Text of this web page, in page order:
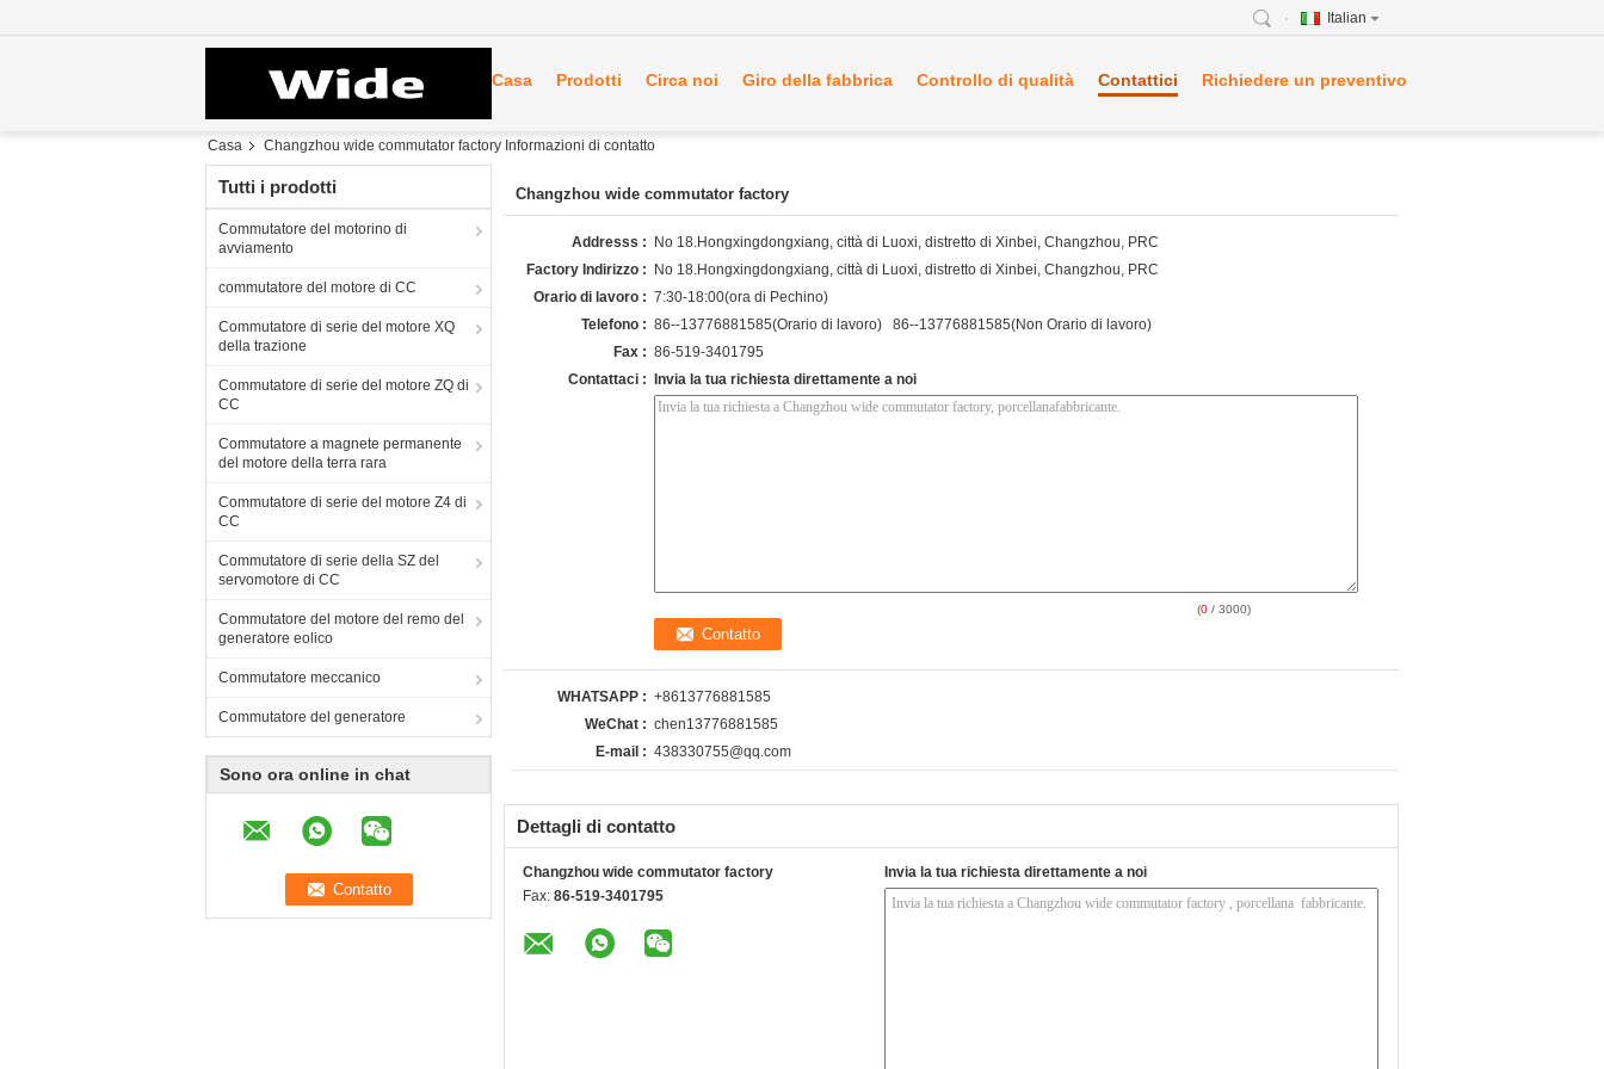
Italian
Casa Prodotti Circa noi Giro della fabbrica Controllo di qualità Contattici Richiedere un preventivo
Casa Changzhou wide commutator factory Informazioni di contatto
Tutti i prodotti
Commutatore del motorino di
avviamento
commutatore del motore di CC
Commutatore di serie del motore XQ
della trazione
Commutatore di serie del motore ZQ di
CC
Commutatore a magnete permanente
del motore della terra rara
Commutatore di serie del motore Z4 di
CC
Commutatore di serie della SZ del
servomotore di CC
Commutatore del motore del remo del
generatore eolico
Commutatore meccanico
Commutatore del generatore
Sono ora online in chat
Changzhou wide commutator factory
Addresss :
No 18.Hongxingdongxiang, città di Luoxi, distretto di Xinbei, Changzhou, PRC
Factory Indirizzo :
No 18.Hongxingdongxiang, città di Luoxi, distretto di Xinbei, Changzhou, PRC
Orario di lavoro : 7:30-18:00(ora di Pechino)
Telefono : 86--13776881585(Orario di lavoro) 86--13776881585(Non Orario di lavoro)
Fax : 86-519-3401795
Contattaci :
Invia la tua richiesta direttamente a noi
(0 / 3000)
WHATSAPP : +8613776881585
WeChat : chen13776881585
E-mail : 438330755@qq.com
Dettagli di contatto
Changzhou wide commutator factory
Fax: 86-519-3401795
Invia la tua richiesta direttamente a noi